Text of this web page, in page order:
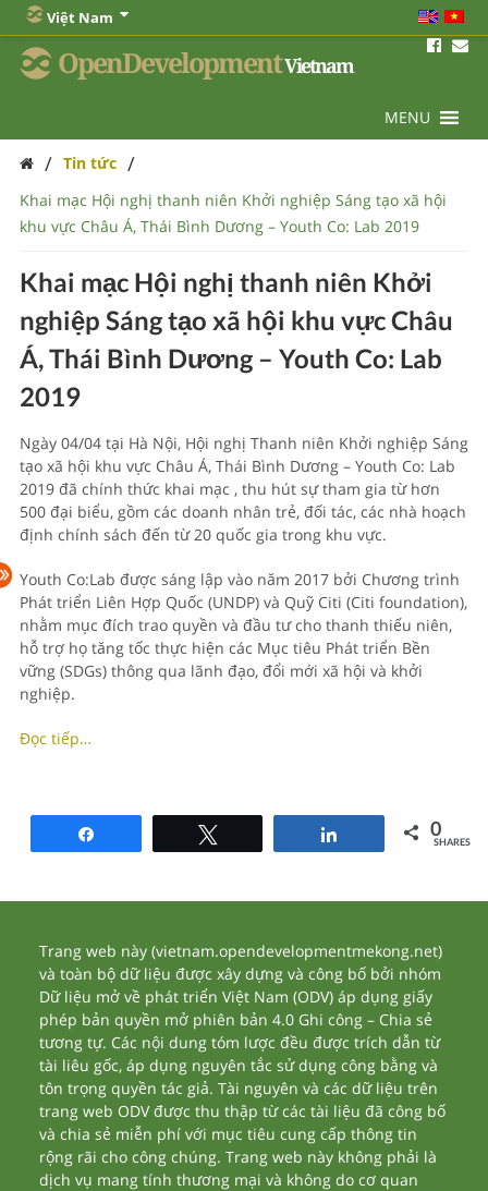
Việt Nam
OpenDevelopmentVietnam
MENU
/ Tin tức /
Khai mạc Hội nghị thanh niên Khởi nghiệp Sáng tạo xã hội
khu vực Châu Á, Thái Bình Dương – Youth Co: Lab 2019
Khai mạc Hội nghị thanh niên Khởi
nghiệp Sáng tạo xã hội khu vực Châu
Á, Thái Bình Dương – Youth Co: Lab
2019
Ngày 04/04 tại Hà Nội, Hội nghị Thanh niên Khởi nghiệp Sáng
tạo xã hội khu vực Châu Á, Thái Bình Dương – Youth Co: Lab
2019 đã chính thức khai mạc , thu hút sự tham gia từ hơn
500 đại biểu, gồm các doanh nhân trẻ, đối tác, các nhà hoạch
định chính sách đến từ 20 quốc gia trong khu vực.
Youth Co:Lab được sáng lập vào năm 2017 bởi Chương trình
Phát triển Liên Hợp Quốc (UNDP) và Quỹ Citi (Citi foundation),
nhằm mục đích trao quyền và đầu tư cho thanh thiếu niên,
hỗ trợ họ tăng tốc thực hiện các Mục tiêu Phát triển Bền
vững (SDGs) thông qua lãnh đạo, đổi mới xã hội và khởi
nghiệp.
Đọc tiếp…
0
SHARES
Trang web này (vietnam.opendevelopmentmekong.net)
và toàn bộ dữ liệu được xây dựng và công bố bởi nhóm
Dữ liệu mở về phát triển Việt Nam (ODV) áp dụng giấy
phép bản quyền mở phiên bản 4.0 Ghi công – Chia sẻ
tương tự. Các nội dung tóm lược đều được trích dẫn từ
tài liêu gốc, áp dụng nguyên tắc sử dụng công bằng và
tôn trọng quyền tác giả. Tài nguyên và các dữ liệu trên
trang web ODV được thu thập từ các tài liệu đã công bố
và chia sẻ miễn phí với mục tiêu cung cấp thông tin
rộng rãi cho công chúng. Trang web này không phải là
dịch vụ mang tính thương mại và không do cơ quan